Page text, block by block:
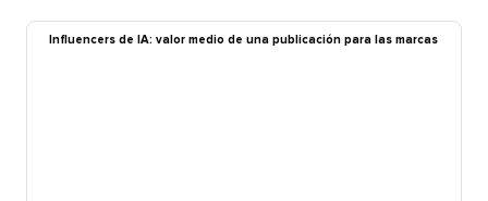
Influencers de IA: valor medio de una publicación para las marcas​​